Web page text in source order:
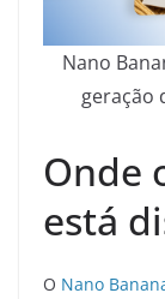
Nano
geração
Onde
está
O Nano